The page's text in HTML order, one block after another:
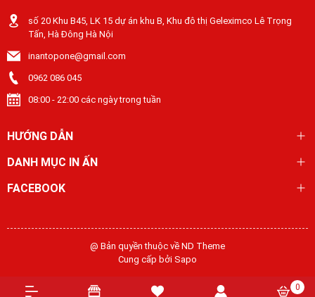
0
số 20 Khu B45, LK 15 dự án khu B, Khu đô thị Geleximco Lê Trọng
Tấn, Hà Đông Hà Nội
inantopone@gmail.com
0962 086 045
08:00 - 22:00 các ngày trong tuần
HƯỚNG DẪN
DANH MỤC IN ẤN
FACEBOOK
@ Bản quyền thuộc về ND Theme
Cung cấp bởi Sapo